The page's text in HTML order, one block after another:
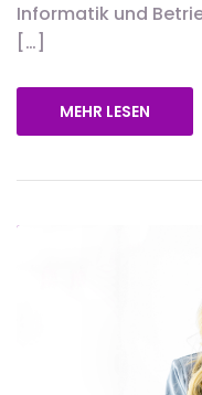
Informatik und
[…]
MEHR LESEN